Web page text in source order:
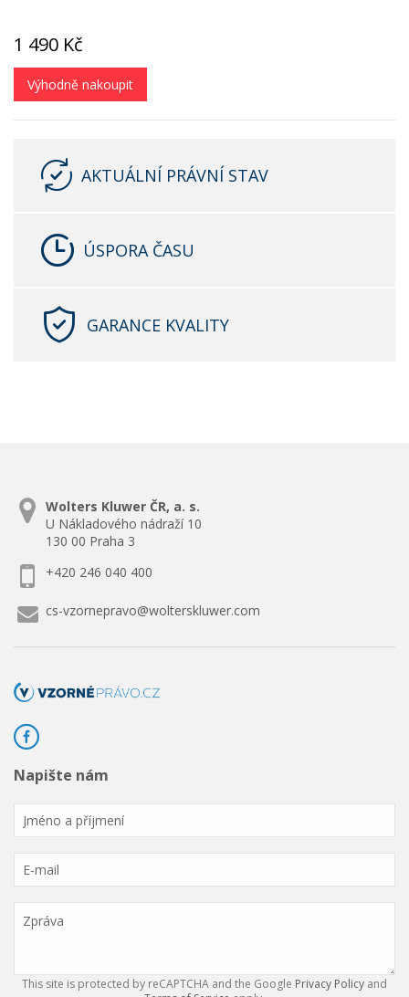
1 490 Kč
Výhodně nakoupit
AKTUÁLNÍ PRÁVNÍ STAV
ÚSPORA ČASU
GARANCE KVALITY
Wolters Kluwer ČR, a. s.
U Nákladového nádraží 10
130 00 Praha 3
+420 246 040 400
cs-vzornepravo@wolterskluwer.com
Napište nám
This site is protected by reCAPTCHA and the Google Privacy Policy and